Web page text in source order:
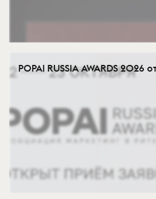
POPAI RUSSIA AWARDS 2026